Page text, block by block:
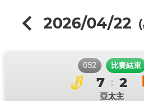
2026/04/22
052 比賽結束
7 : 2
亞太主